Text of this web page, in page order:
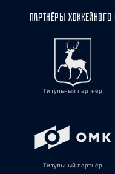
ПАРТНЁРЫ ХОККЕЙНОГО
Титульный партнёр
Титульный партнёр